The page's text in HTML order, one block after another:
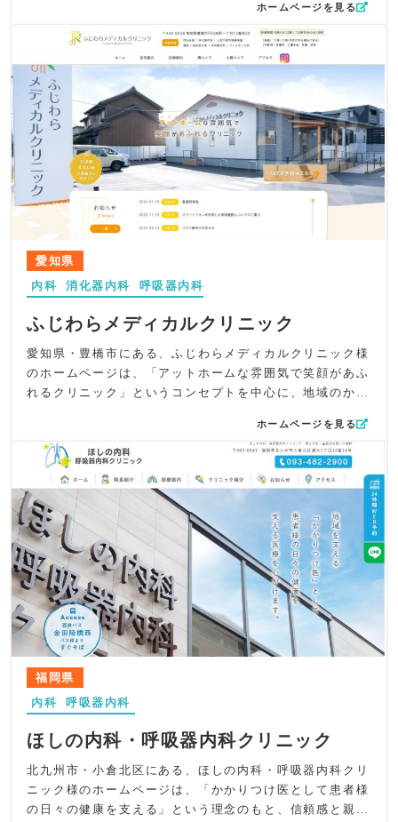
フォンでもストレスなく操作できる動線設計を実現してい
ます。必要な情報に直感的にたどり着ける“やさしいサイト
体験”を重視しました。
SEO対策としては、「総合内科」「呼吸器内科」「粕屋
町」「原町駅」などの地域・診療キーワードを自然な文章
の中に丁寧に組み込み、検索意図との一致度を高めていま
す。総合内科専門医・呼吸器専門医・アレルギー専門医が
在籍する強みを明確に打ち出し、専門性の高さと地域医療
への貢献姿勢を示すことで、E-E-A-Tの強化にもつなげて
います。
全体を通して、くどう内科様が掲げる「人を診る医療」と
「地元を想う気持ち」がそのまま伝わり、総合内科・呼吸
器内科としての専門性と親しみやすさが調和したホームペ
ージに仕上がっています。地域の皆さまにとって長く頼れ
る存在となるよう、やさしく誠実な世界観を大切に構築し
たサイトです。
伴い増加するCOPD・肺炎、アレルギー疾患の拡大、そし
て地域のかかりつけ医としての役割。そのすべてにが自然
と伝わるよう、デザインと情報設計に工夫を凝らしまし
た。
デザイン面でこだわったポイント は、既存の像をモチーフ
としたロゴを尊重しつつ、落ち着いたベージュと丸みのあ
る書体を活かして温かさと親しみやすさが引き立つよう全
体のトーンを整えました。院内外の様子は横スクロールで
見せる構成とし、訪問者がストレスを与えず自然な視線移
動ができるようUXを最適化しています。視覚的に“やさし
さ”と“誠実さ”が伝わるようバランスを整えました。
また、 グローバルナビにカーソルを合わせると、対応疾
患・症状が大きく展開される仕組みにより、ユーザーは目
的の情報へ最短距離で到達できます。特に内科・呼吸器内
科の専門性を必要とする患者さまが迷わない導線設計を意
作性が損なわれないよう、アイコン配置や余白設計を最適
化し、心地よく利用できるよう配慮しています。
SEO面では 「内科」「生活習慣病」「呼吸器」といった主
要キーワードを自然に織り込みつつ、地域名（佐賀市本庄
はクリニックの専門性を端的に示すテキストを配置し、検
索結果でのクリック率向上を狙いました。また、専門医と
しての信頼性をテキスト構造で明確化し、専門性・権威
性・信頼性も強化しています。
全体を通じて、かとうクリニック様が大切にされている
「地域医療への貢献」や「呼吸器内科専門医としての想
い」が、自然と伝わるホームページになるよう心を配りま
した。内科・呼吸器内科として、専門性と安心感がやさし
く届く構成に仕上げています。
ホームページを見る
愛知県
内科
消化器内科 呼吸器内科
ふじわらメディカルクリニック
愛知県・豊橋市にある、ふじわらメディカルクリニック様
のホームページは、「アットホームな雰囲気で笑顔があふ
れるクリニック」というコンセプトを中心に、地域のかか
ての専門性を両立させるデザインと構成に工夫を凝らしま
した。
内科全般から消化器疾患、内視鏡検査、健診、認知症外
来、呼吸器・アレルギー外来まで幅広く対応できる診療体
制をわかりやすく整理。特に内視鏡検査の進歩によって外
科手術を行わずに治療できるケースが増えている点を強調
し、地域の皆様に最新医療への信頼感を伝える構成にしま
した。患者様が安心して通える「家族のようなクリニッ
ク」という温かい印象を大切にしています。
デザイン面では、ロゴカラーのオレンジと黄緑を基調に、
やさしく明るい配色で全体を統一。木のぬくもりを感じる
内観写真を効果的に配置し、温かみと安らぎのある雰囲気
を演出しました。シンプルで見やすいレイアウトと余白設
計により、幅広い年代の患者様にも親しみやすいデザイン
に仕上げています。
風景やお知らせを発信。患者様がクリニックの日常に触れ
られるようにすることで、安心感と信頼感を高めていま
す。また、診療内容ごとにページを整理し、初めて訪れる
方にも理解しやすい構成を意識しました。
ホームページを見る
福岡県
内科
呼吸器内科
ほしの内科・呼吸器内科クリニック
北九州市・小倉北区にある、ほしの内科・呼吸器内科クリ
ニック様のホームページは、「かかりつけ医として患者様
の日々の健康を支える」という理念のもと、信頼感と親し